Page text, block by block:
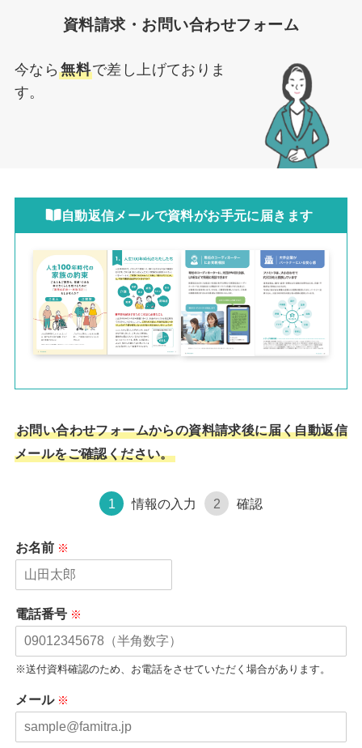
資料請求・お問い合わせフォーム
今なら無料で差し上げておりま
す。
自動返信メールで資料がお手元に届きます
お問い合わせフォームからの資料請求後に届く自動返信
メールをご確認ください。
1 情報の入力 2 確認
お名前
電話番号
※送付資料確認のため、お電話をさせていただく場合があります。
メール